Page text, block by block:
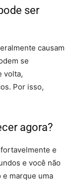
ser
causam
se
volta,
Por isso,
agora?
e
e você não
marque uma